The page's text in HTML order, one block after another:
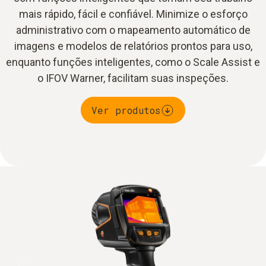
mais rápido, fácil e confiável. Minimize o esforço
administrativo com o mapeamento automático de
imagens e modelos de relatórios prontos para uso,
enquanto funções inteligentes, como o Scale Assist e
o IFOV Warner, facilitam suas inspeções.
Ver produtos